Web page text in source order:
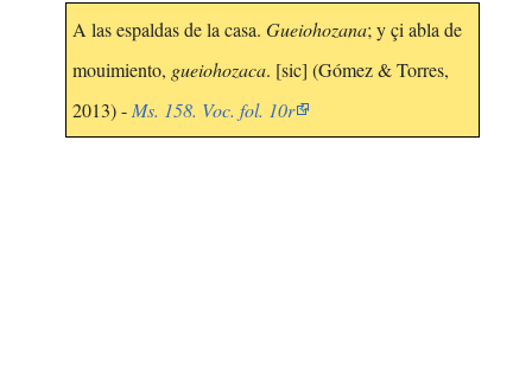
A las espaldas de la casa. Gueiohozana; y çi abla de
mouimiento, gueiohozaca. [sic] (Gómez & Torres,
2013) - Ms. 158. Voc. fol. 10r